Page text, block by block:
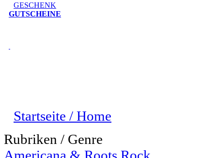
GESCHENK
GUTSCHEINE
Startseite / Home
Rubriken / Genre